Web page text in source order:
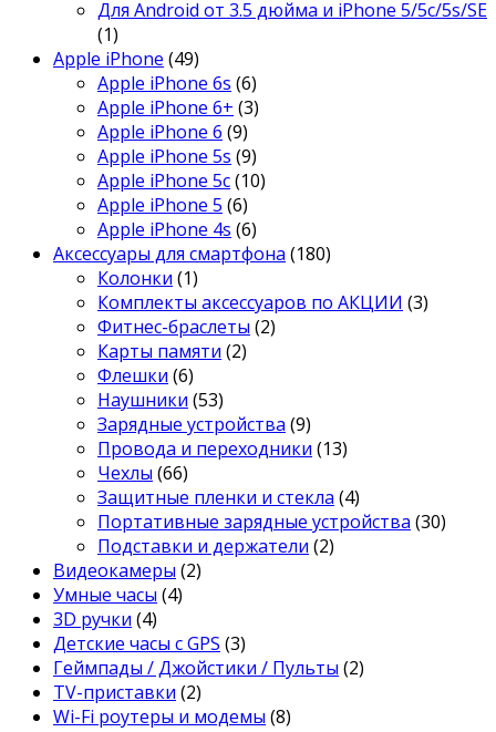
Для Android от 3.5 дюйма и iPhone 5/5c/5s/SE
(1)
Apple iPhone (49)
Apple iPhone 6s (6)
Apple iPhone 6+ (3)
Apple iPhone 6 (9)
Apple iPhone 5s (9)
Apple iPhone 5c(10)
Apple iPhone 5 (6)
Apple iPhone 4s (6)
Аксессуары для смартфона (180)
Колонки (1)
Комплекты аксессуаров по АКЦИИ (3)
Фитнес-браслеты (2)
Карты памяти (2)
Флешки (6)
Наушники (53)
Зарядные устройства (9)
Провода и переходники (13)
Чехлы (66)
Защитные пленки и стекла (4)
Портативные зарядные устройства (30)
Подставки и держатели (2)
Видеокамеры (2)
Умные часы (4)
3D ручки (4)
Детские часы с GPS (3)
Геймпады / Джойстики / Пульты (2)
TV-приставки (2)
Wi-Fi роутеры и модемы (8)